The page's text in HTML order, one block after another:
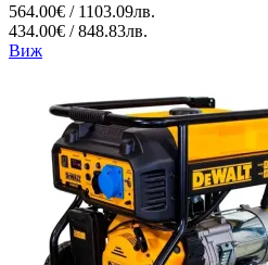
564.00€ / 1103.09лв.
434.00€ / 848.83лв.
Виж